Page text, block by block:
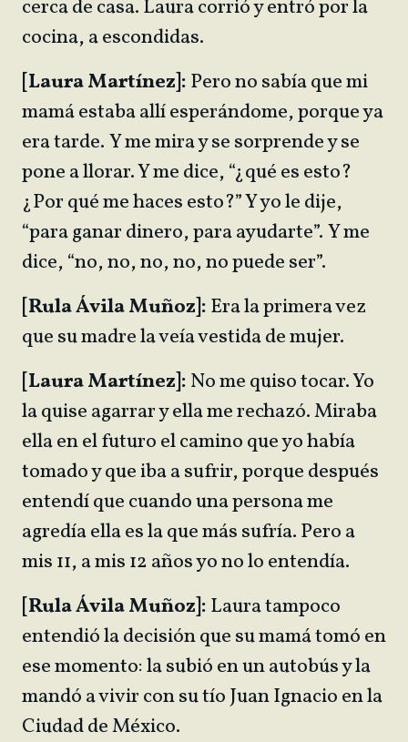
cerca de casa. Laura corrió y entró por la
cocina, a escondidas.
[Laura Martínez]:Pero no sabía que mi
mamá estaba allí esperándome, porque ya
era tarde. Y me mira y se sorprende y se
pone a llorar. Y me dice, “¿qué es esto?
¿Por qué me haces esto?” Y yo le dije,
“para ganar dinero, para ayudarte”. Y me
dice, “no, no, no, no, no puede ser”.
[Rula Ávila Muñoz]:Era la primera vez
que su madre la veía vestida de mujer.
[Laura Martínez]:No me quiso tocar. Yo
la quise agarrar y ella me rechazó. Miraba
ella en el futuro el camino que yo había
tomado y que iba a sufrir, porque después
entendí que cuando una persona me
agredía ella es la que más sufría. Pero a
mis 11, a mis 12 años yo no lo entendía.
[Rula Ávila Muñoz]:Laura tampoco
entendió la decisión que su mamá tomó en
ese momento: la subió en un autobús y la
mandó a vivir con su tío Juan Ignacio en la
Ciudad de México.